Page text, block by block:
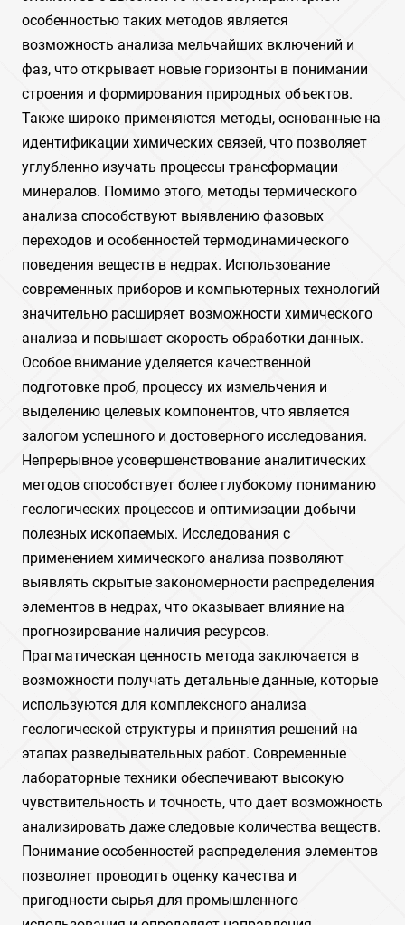
особенностью таких методов является
возможность анализа мельчайших включений и
фаз, что открывает новые горизонты в понимании
строения и формирования природных объектов.
Также широко применяются методы, основанные на
идентификации химических связей, что позволяет
углубленно изучать процессы трансформации
минералов. Помимо этого, методы термического
анализа способствуют выявлению фазовых
переходов и особенностей термодинамического
поведения веществ в недрах. Использование
современных приборов и компьютерных технологий
значительно расширяет возможности химического
анализа и повышает скорость обработки данных.
Особое внимание уделяется качественной
подготовке проб, процессу их измельчения и
выделению целевых компонентов, что является
залогом успешного и достоверного исследования.
Непрерывное усовершенствование аналитических
методов способствует более глубокому пониманию
геологических процессов и оптимизации добычи
полезных ископаемых. Исследования с
применением химического анализа позволяют
выявлять скрытые закономерности распределения
элементов в недрах, что оказывает влияние на
прогнозирование наличия ресурсов.
Прагматическая ценность метода заключается в
возможности получать детальные данные, которые
используются для комплексного анализа
геологической структуры и принятия решений на
этапах разведывательных работ. Современные
лабораторные техники обеспечивают высокую
чувствительность и точность, что дает возможность
анализировать даже следовые количества веществ.
Понимание особенностей распределения элементов
позволяет проводить оценку качества и
пригодности сырья для промышленного